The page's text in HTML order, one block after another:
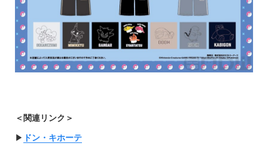
＜関連リンク＞
▶︎ ドン・キホーテ